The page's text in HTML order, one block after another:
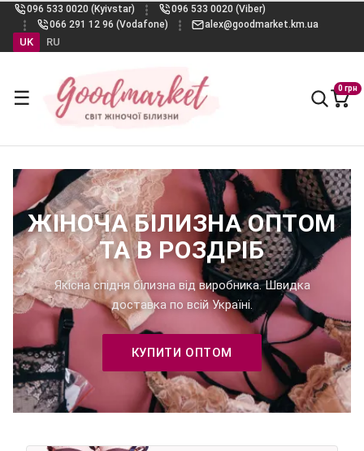
096 533 0020 (Kyivstar)
096 533 0020 (Viber)
066 291 12 96 (Vodafone)
alex@goodmarket.km.ua
UK RU
☰ 0 грн
ЖІНОЧА БІЛИЗНА ОПТОМ
ТА В РОЗДРІБ
Якісна спідня білизна від виробника. Швидка
доставка по всій Україні.
КУПИТИ ОПТОМ